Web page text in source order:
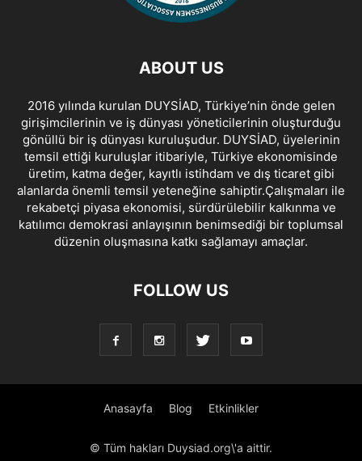
ABOUT US
2016 yılında kurulan DUYSİAD, Türkiye’nin önde gelen
girişimcilerinin ve iş dünyası yöneticilerinin oluşturduğu
gönüllü bir iş dünyası kuruluşudur. DUYSİAD, üyelerinin
temsil ettiği kuruluşlar itibariyle, Türkiye ekonomisinde
üretim, katma değer, kayıtlı istihdam ve dış ticaret gibi
alanlarda önemli temsil yeteneğine sahiptir.Çalışmaları ile
rekabetçi piyasa ekonomisi, sürdürülebilir kalkınma ve
katılımcı demokrasi anlayışının benimsediği bir toplumsal
düzenin oluşmasına katkı sağlamayı amaçlar.
FOLLOW US
Anasayfa Blog Etkinlikler
© Tüm hakları Duysiad.org\'a aittir.